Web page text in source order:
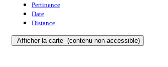
Pertinence
Date
Distance
Afficher la carte (contenu non-accessible)